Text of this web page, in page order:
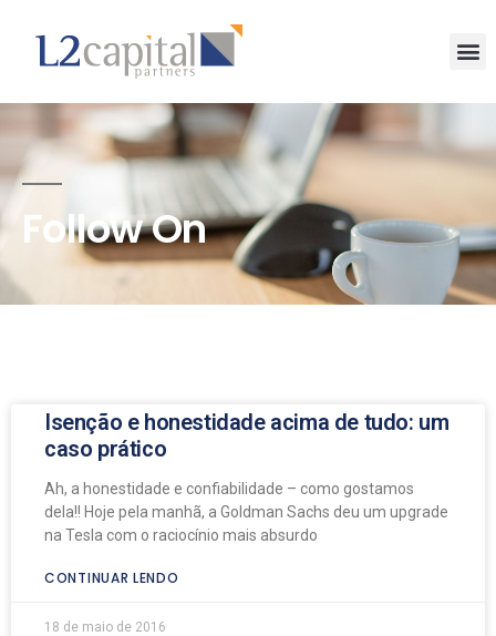
Follow On
Isenção e honestidade acima de tudo: um
caso prático
Ah, a honestidade e confiabilidade – como gostamos
dela!! Hoje pela manhã, a Goldman Sachs deu um upgrade
na Tesla com o raciocínio mais absurdo
CONTINUAR LENDO
18 de maio de 2016